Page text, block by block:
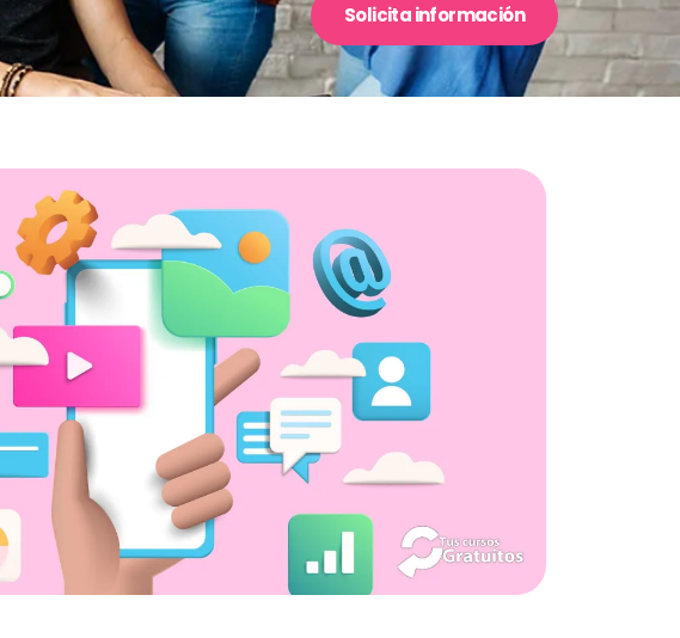
Solicita información